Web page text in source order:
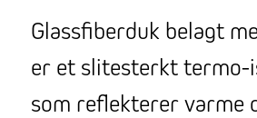
Glassfiberduk belagt
er et slitesterkt termo-
som reflekterer varme